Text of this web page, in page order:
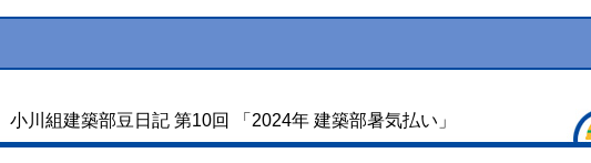
小川組建築部豆日記 第10回 「2024年 建築部暑気払い」